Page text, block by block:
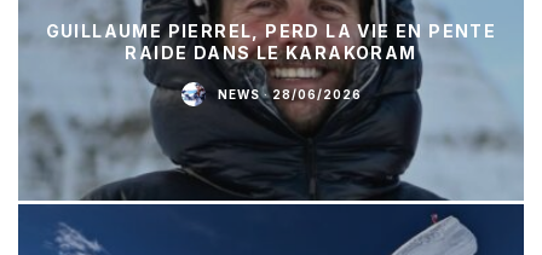
GUILLAUME PIERREL, PERD LA VIE EN PENTE
RAIDE DANS LE KARAKORAM
NEWS · 28/06/2026